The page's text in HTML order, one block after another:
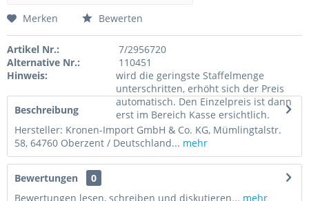
Merken Bewerten
Artikel Nr.:
7/2956720
Alternative Nr.:
110451
Hinweis:
wird die geringste Staffelmenge
unterschritten, erhöht sich der Preis
automatisch. Den Einzelpreis ist dann
erst im Bereich Kasse ersichtlich.
Beschreibung
Hersteller: Kronen-Import GmbH & Co. KG, Mümlingtalstr.
58, 64760 Oberzent / Deutschland... mehr
Bewertungen
0
Bewertungen lesen, schreiben und diskutieren... mehr